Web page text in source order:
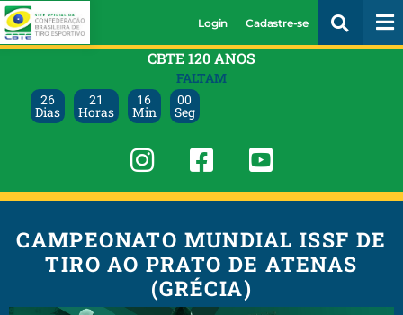
Login Cadastre-se
CBTE 120 ANOS
FALTAM
26
Dias
21
Horas
15
Min
59
Seg
CAMPEONATO MUNDIAL ISSF DE
TIRO AO PRATO DE ATENAS
(GRÉCIA)